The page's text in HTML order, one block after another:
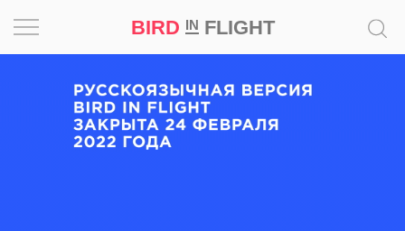
BIRD INFLIGHT